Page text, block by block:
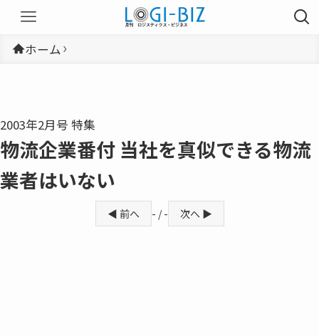
ホーム
2003年2月号 特集
物流企業番付 当社を真似できる物流
業者はいない
◀ 前へ - / - 次へ ▶